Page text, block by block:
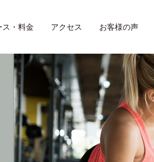
ス・料金 アクセス お客様の声